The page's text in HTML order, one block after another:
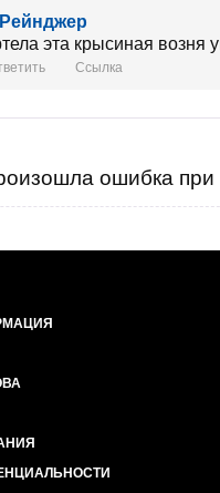
эта крысиная возня
Ссылка
ошибка при